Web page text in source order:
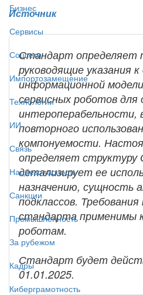
Бизнес
Сервисы
Соцсети
Импортозамещение
Технологии
ИИ
Связь
Нацбезопасность
Санкции
Промышленность
За рубежом
Кадры
Киберграмотность
Источник
Стандарт определяет
руководящие указания
информационной
сервисных роботов для
интероперабельности,
повторного
компонуемости.
определяет
детализирует ее
назначению, сущность
подклассов.
стандарта применимы
роботам.
Стандарт будет
01.01.2025.